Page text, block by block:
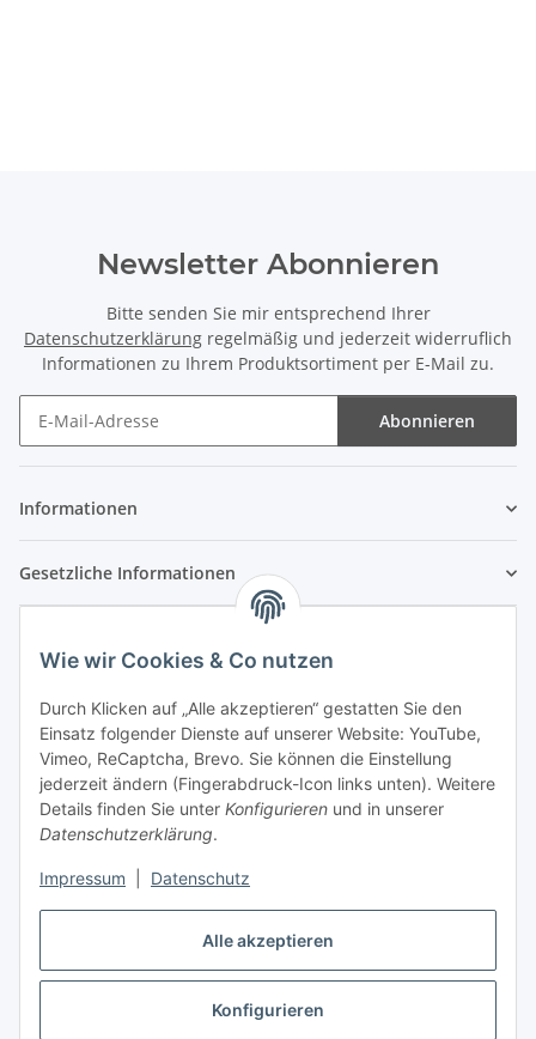
Alle akzeptieren
Konfigurieren
Wie wir Cookies & Co nutzen
Durch Klicken auf „Alle akzeptieren“ gestatten Sie den
Einsatz folgender Dienste auf unserer Website: YouTube,
Vimeo, ReCaptcha, Brevo. Sie können die Einstellung
jederzeit ändern (Fingerabdruck-Icon links unten). Weitere
Details finden Sie unter Konfigurieren und in unserer
Datenschutzerklärung.
Impressum Datenschutz
Newsletter Abonnieren
Bitte senden Sie mir entsprechend Ihrer
Datenschutzerklärung regelmäßig und jederzeit widerruflich
Informationen zu Ihrem Produktsortiment per E-Mail zu.
Abonnieren
Informationen
Gesetzliche Informationen
Vertrag widerrufen